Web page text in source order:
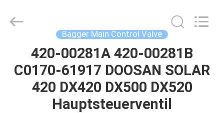
STARTSEITE
PRODUKTE
Machinery
Bagger Main Control Valve
420-00281A 420-00281B
C0170-61917 DOOSAN SOLAR
420 DX420 DX500 DX520
Hauptsteuerventil